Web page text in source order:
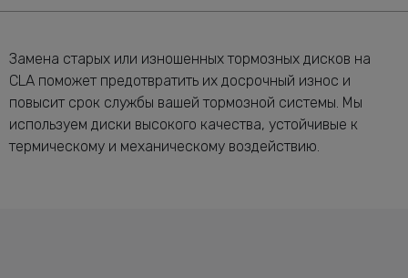
Замена старых или изношенных тормозных дисков на
CLA поможет предотвратить их досрочный износ и
повысит срок службы вашей тормозной системы. Мы
используем диски высокого качества, устойчивые к
термическому и механическому воздействию.